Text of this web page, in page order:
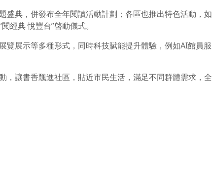
盛典，併發布全年閱讀活動計劃；各區也推出特色活動，如
經典 悅豐台”啓動儀式。
覽展示等多種形式，同時科技賦能提升體驗，例如AI館員服
，讓書香飄進社區，貼近市民生活，滿足不同群體需求，全